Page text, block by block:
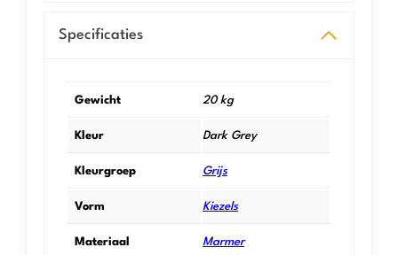
Specificaties
Gewicht 20 kg
Kleur Dark Grey
Kleurgroep Grijs
Vorm Kiezels
Materiaal Marmer